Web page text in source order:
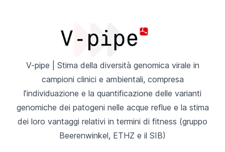
V-pipe | Stima della diversità genomica virale in
campioni clinici e ambientali, compresa
l’individuazione e la quantificazione delle varianti
genomiche dei patogeni nelle acque reflue e la stima
dei loro vantaggi relativi in termini di fitness (gruppo
Beerenwinkel, ETHZ e il SIB)